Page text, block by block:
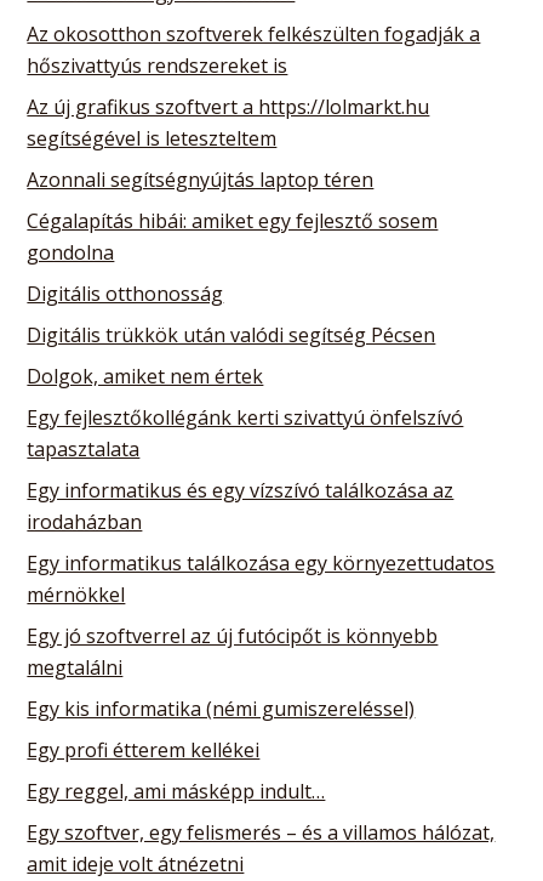
Az okosotthon szoftverek felkészülten fogadják a
hőszivattyús rendszereket is
Az új grafikus szoftvert a https://lolmarkt.hu
segítségével is leteszteltem
Azonnali segítségnyújtás laptop téren
Cégalapítás hibái: amiket egy fejlesztő sosem
gondolna
Digitális otthonosság
Digitális trükkök után valódi segítség Pécsen
Dolgok, amiket nem értek
Egy fejlesztőkollégánk kerti szivattyú önfelszívó
tapasztalata
Egy informatikus és egy vízszívó találkozása az
irodaházban
Egy informatikus találkozása egy környezettudatos
mérnökkel
Egy jó szoftverrel az új futócipőt is könnyebb
megtalálni
Egy kis informatika (némi gumiszereléssel)
Egy profi étterem kellékei
Egy reggel, ami másképp indult…
Egy szoftver, egy felismerés – és a villamos hálózat,
amit ideje volt átnézetni